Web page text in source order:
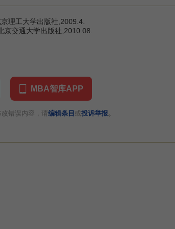
理工大学出版社,2009.4.
京交通大学出版社,2010.08.
MBA智库APP
错误内容，请 编辑条目 或投诉举报。